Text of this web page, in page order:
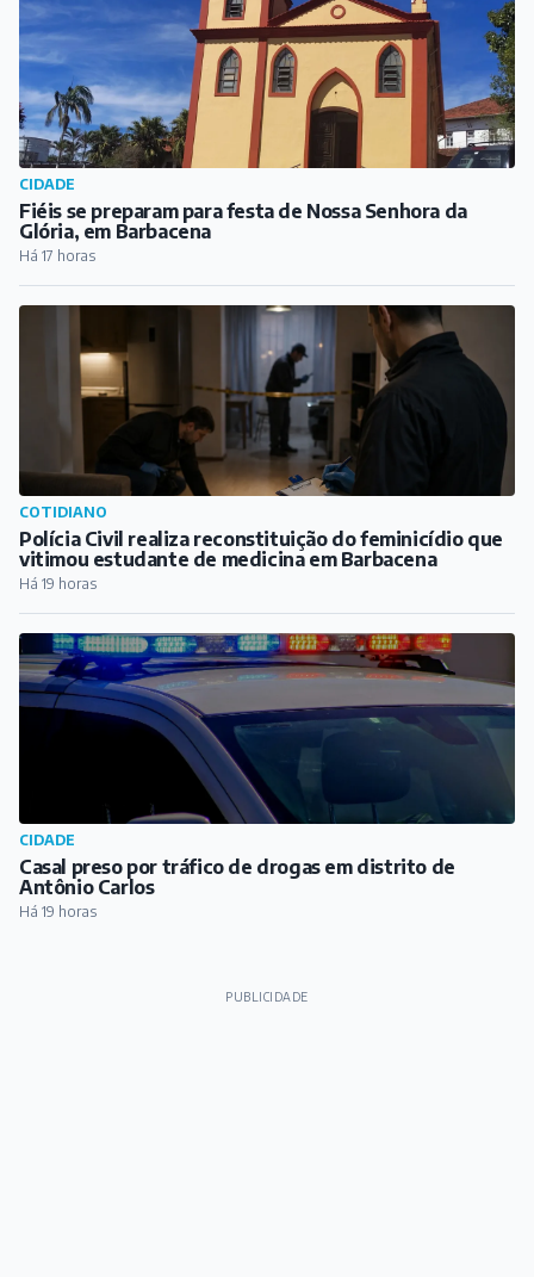
CIDADE
Fiéis se preparam para festa de Nossa Senhora da
Glória, em Barbacena
Há 17 horas
COTIDIANO
Polícia Civil realiza reconstituição do feminicídio que
vitimou estudante de medicina em Barbacena
Há 19 horas
CIDADE
Casal preso por tráfico de drogas em distrito de
Antônio Carlos
Há 19 horas
PUBLICIDADE